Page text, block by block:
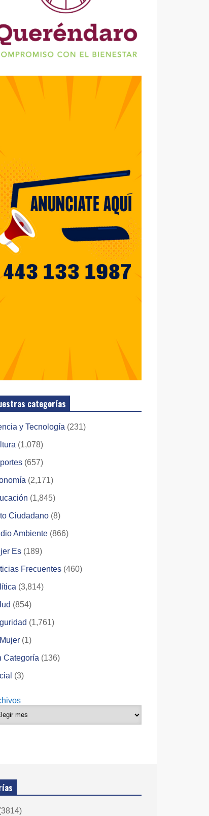
categorías
y Tecnología (231)
(1,078)
(657)
(2,171)
(1,845)
Ciudadano (8)
Ambiente (866)
Es (189)
Frecuentes (460)
(3,814)
(854)
(1,761)
(1)
Categoría (136)
(3)